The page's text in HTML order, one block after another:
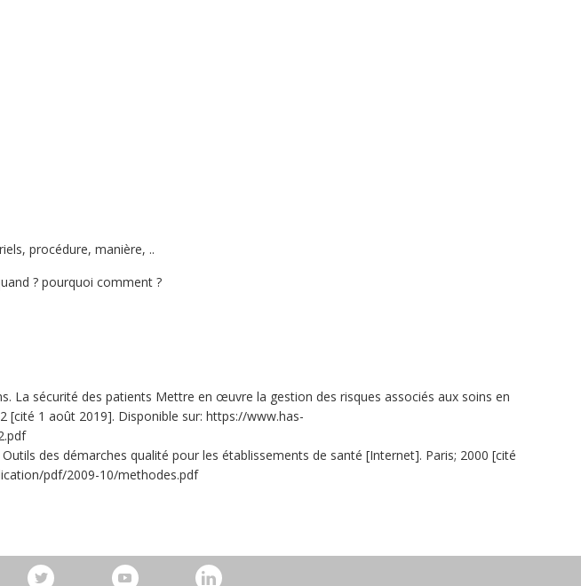
procédure, manière, ..
? pourquoi comment ?
La sécurité des patients Mettre en œuvre la gestion des risques associés aux soins en
[cité 1 août 2019]. Disponible sur: https://www.has-
des démarches qualité pour les établissements de santé [Internet]. Paris; 2000 [cité
pdf/2009-10/methodes.pdf